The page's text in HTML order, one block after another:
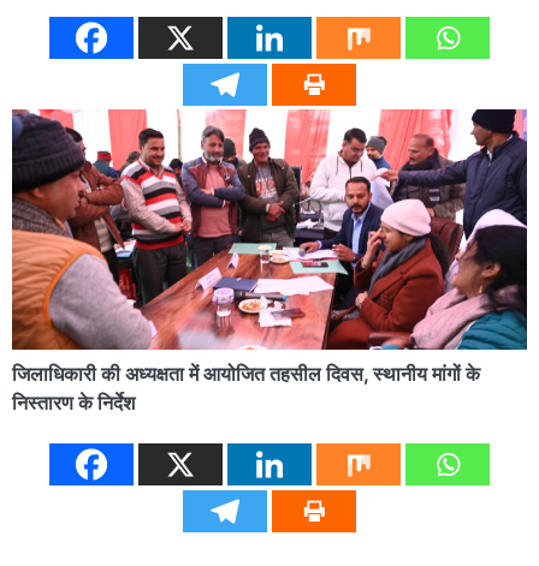
जिलाधिकारी की अध्यक्षता में आयोजित तहसील दिवस, स्थानीय मांगों के
निस्तारण के निर्देश